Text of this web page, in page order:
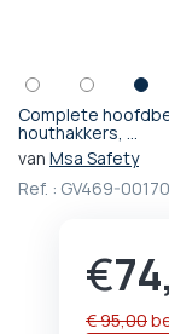
Complete
houthakkers, ...
van Msa Safety
Ref. : GV469-
Prijs
€74,
€ 95,00
Ga
naar
begin
afbeeldingen-